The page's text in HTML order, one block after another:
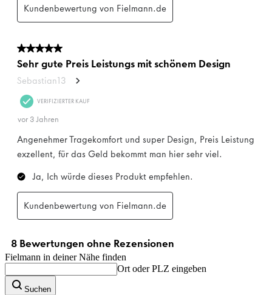
Fielmann in deiner Nähe finden
Ort oder PLZ eingeben
Suchen